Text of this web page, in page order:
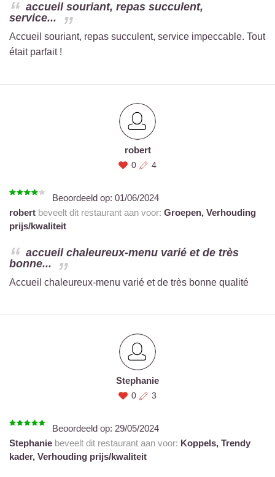
accueil souriant, repas succulent,
service...
Accueil souriant, repas succulent, service impeccable. Tout
était parfait !
robert
0 4
Beoordeeld op: 01/06/2024
robert beveelt dit restaurant aan voor: Groepen, Verhouding
prijs/kwaliteit
accueil chaleureux-menu varié et de très
bonne...
Accueil chaleureux-menu varié et de très bonne qualité
Stephanie
0 3
Beoordeeld op: 29/05/2024
Stephanie beveelt dit restaurant aan voor: Koppels, Trendy
kader, Verhouding prijs/kwaliteit